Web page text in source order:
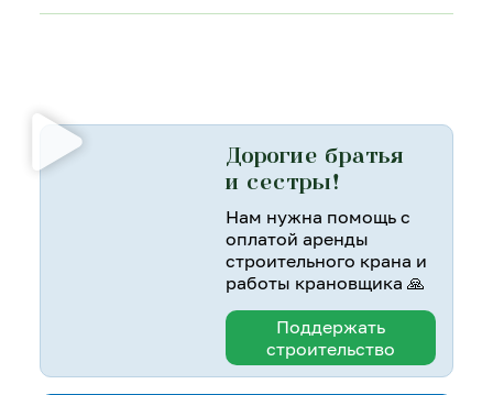
Дорогие братья
и сестры!
Нам нужна помощь с
оплатой аренды
строительного крана и
работы крановщика 🙏
Поддержать
строительство